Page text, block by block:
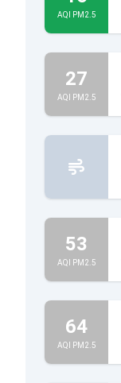
AQI PM2.5
27
AQI PM2.5
53
AQI PM2.5
64
AQI PM2.5